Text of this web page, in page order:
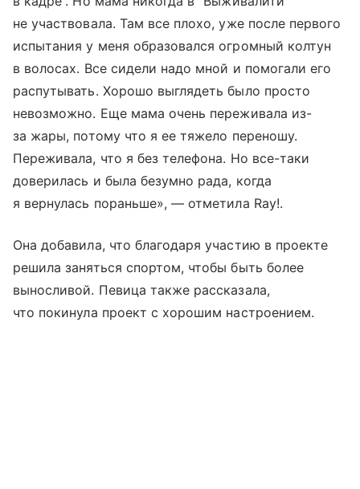
не участвовала. Там все плохо, уже после первого
испытания у меня образовался огромный колтун
в волосах. Все сидели надо мной и помогали его
распутывать. Хорошо выглядеть было просто
невозможно. Еще мама очень переживала из-
за жары, потому что я ее тяжело переношу.
Переживала, что я без телефона. Но все-таки
доверилась и была безумно рада, когда
я вернулась пораньше», — отметила Ray!.
Она добавила, что благодаря участию в проекте
решила заняться спортом, чтобы быть более
выносливой. Певица также рассказала,
что покинула проект с хорошим настроением.